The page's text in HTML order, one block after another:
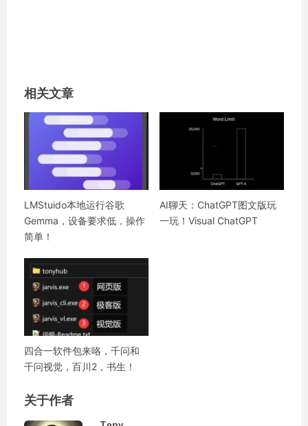
相关文章
LMStuido本地运行谷歌
Gemma，设备要求低，操作
简单！
AI聊天：ChatGPT图文版玩
一玩！Visual ChatGPT
四合一软件包来咯，千问和
千问视觉，百川2，书生！
关于作者